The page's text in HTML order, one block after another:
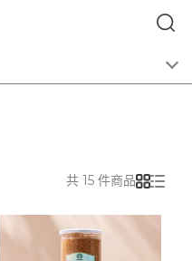
共 15 件商品